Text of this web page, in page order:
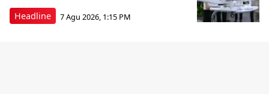
Headline 7 Agu 2026, 1:15 PM